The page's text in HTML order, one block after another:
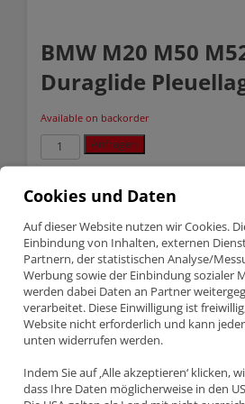
BMW M20 M50
Duraglide
Available on backorder
BMW
M20
M50
M54
Duraglide
Pleuellager
Satz
quantity
Anfragen
SKU:6B1490-STD
Description
Description
BMW M20 M50 M52 M54 ACL
PLEUELLAGER SATZ
Teilenummer 6B1490-STD
Cookies und Daten
Auf dieser Website nutzen wir Cookies.
Einbindung von Inhalten, externen
Partnern, der statistischen Analyse/
Werbung sowie der Einbindung sozialer
werden dabei Daten an Partner
verarbeitet. Diese Einwilligung ist
Website nicht erforderlich und kann
unten widerrufen werden.
Indem Sie auf ‚Alle akzeptieren‘ klicken,
dass Ihre Daten möglicherweise in den